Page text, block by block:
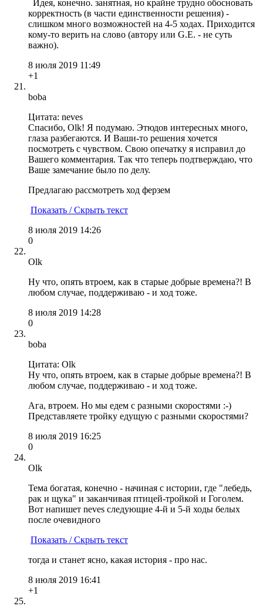
Идея, конечно. занятная, но крайне трудно обосновать
корректность (в части единственности решения) -
слишком много возможностей на 4-5 ходах. Приходится
кому-то верить на слово (автору или G.E. - не суть
важно).
8 июля 2019 11:49
+1
boba
Цитата: neves
Спасибо, Olk! Я подумаю. Этюдов интересных много,
глаза разбегаются. И Ваши-то решения хочется
посмотреть с чувством. Свою опечатку я исправил до
Вашего комментария. Так что теперь подтверждаю, что
Ваше замечание было по делу.
Предлагаю рассмотреть ход ферзем
Показать / Скрыть текст
8 июля 2019 14:26
0
Olk
Ну что, опять втроем, как в старые добрые времена?! В
любом случае, поддерживаю - и ход тоже.
8 июля 2019 14:28
0
boba
Цитата: Olk
Ну что, опять втроем, как в старые добрые времена?! В
любом случае, поддерживаю - и ход тоже.
Ага, втроем. Но мы едем с разными скоростями :-)
Представляете тройку едущую с разными скоростями?
8 июля 2019 16:25
0
Olk
Тема богатая, конечно - начиная с истории, где "лебедь,
рак и щука" и заканчивая птицей-тройкой и Гоголем.
Вот напишет neves следующие 4-й и 5-й ходы белых
после очевидного
Показать / Скрыть текст
тогда и станет ясно, какая история - про нас.
8 июля 2019 16:41
+1